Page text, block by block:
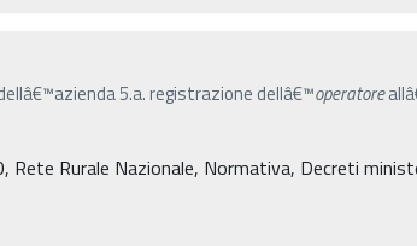
5.a. registrazione dellâ€™operatore
Rete Rurale Nazionale, Normativa, Decreti